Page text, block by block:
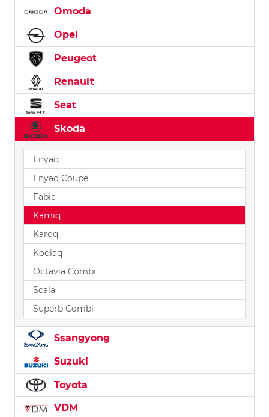
Omoda
Opel
Peugeot
Renault
Seat
Skoda
Enyaq
Enyaq Coupé
Fabia
Kamiq
Karoq
Kodiaq
Octavia Combi
Scala
Superb Combi
Ssangyong
Suzuki
Toyota
VDM